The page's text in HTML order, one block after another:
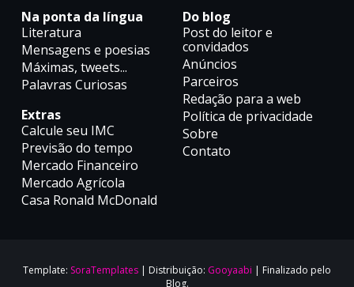
Na ponta da língua
Literatura
Mensagens e poesias
Máximas, tweets...
Palavras Curiosas
Extras
Calcule seu IMC
Previsão do tempo
Mercado Financeiro
Mercado Agrícola
Casa Ronald McDonald
Do blog
Post do leitor e
convidados
Anúncios
Parceiros
Redação para a web
Política de privacidade
Sobre
Contato
Template: SoraTemplates | Distribuição: Gooyaabi | Finalizado pelo
Blog.